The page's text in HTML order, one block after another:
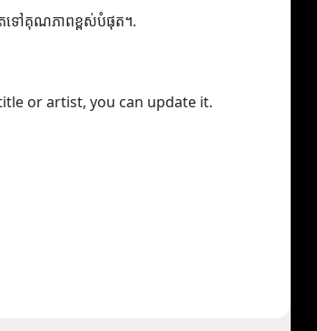
ផុតទៅគុណភាពខ្ពស់បំផុត។.
or artist, you can update it.